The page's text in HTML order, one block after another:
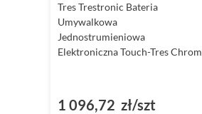
Tres Trestronic Bateria
Umywalkowa
Jednostrumieniowa
Elektroniczna Touch-Tres Chrom
1 096,72 zł/szt